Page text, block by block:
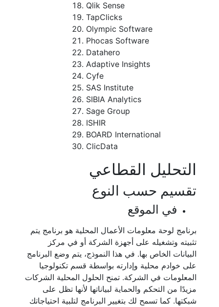
Qlik Sense
TapClicks
Olympic Software
Phocas Software
Datahero
Adaptive Insights
Cyfe
SAS Institute
SIBIA Analytics
Sage Group
ISHIR
BOARD International
ClicData
التحليل القطاعي
تقسيم حسب النوع
في الموقع
برنامج لوحة معلومات الأعمال المحلية هو برنامج يتم
تثبيته وتشغيله على أجهزة الشركة أو في مركز
البيانات الخاص بها. في هذا النموذج، يتم وضع البرنامج
على خوادم محلية وإدارته بواسطة قسم تكنولوجيا
المعلومات في الشركة. تمنح الحلول المحلية الشركات
مزيدًا من التحكم والحماية لبياناتها لأنها تظل على
شبكتها. كما تسمح لك بتغيير البرنامج لتلبية احتياجاتك